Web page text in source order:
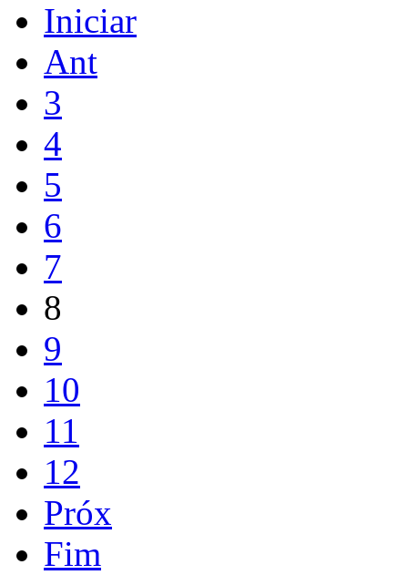
Iniciar
Ant
3
4
5
6
7
8
9
10
11
12
Próx
Fim